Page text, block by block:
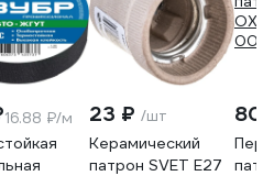
16.88 ₽/м 23 ₽ /шт
Керамический
патрон SVET Е27
80